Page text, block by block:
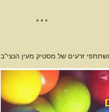
* * *
זרעים של מסטיק מעין הנצי"ב